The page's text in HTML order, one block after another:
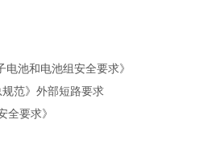
池和电池组安全要求》
规范》外部短路要求
全要求》